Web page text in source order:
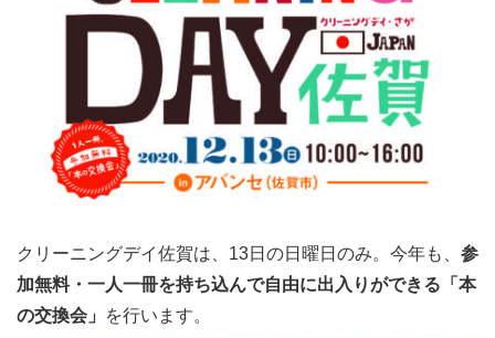
クリーニングデイ佐賀は、13日の日曜日のみ。今年も、 参
加無料・一人一冊を持ち込んで自由に出入りができる「本
の交換会」
を行います。